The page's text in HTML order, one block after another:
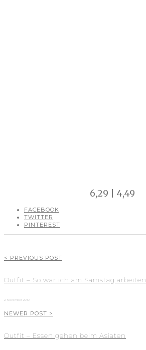
6,29 | 4,49
FACEBOOK
TWITTER
PINTEREST
< PREVIOUS POST
Outfit – So war ich am Samstag arbeiten
2. November 2010
NEWER POST >
Outfit – Essen gehen beim Asiaten